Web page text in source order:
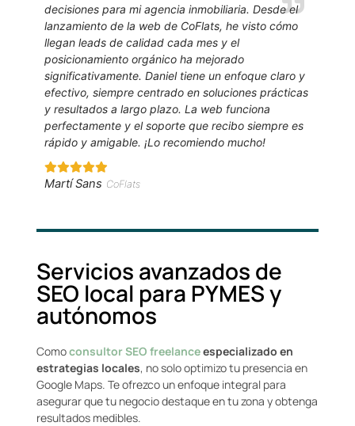
decisiones para mi agencia inmobiliaria. Desde el
lanzamiento de la web de CoFlats, he visto cómo
llegan leads de calidad cada mes y el
posicionamiento orgánico ha mejorado
significativamente. Daniel tiene un enfoque claro y
efectivo, siempre centrado en soluciones prácticas
y resultados a largo plazo. La web funciona
perfectamente y el soporte que recibo siempre es
rápido y amigable. ¡Lo recomiendo mucho!
Martí Sans CoFlats
Servicios avanzados de
SEO local para PYMES y
autónomos
Comoconsultor SEO freelanceespecializado en
estrategias locales, no solo optimizo tu presencia en
Google Maps. Te ofrezco un enfoque integral para
asegurar que tu negocio destaque en tu zona y obtenga
resultados medibles.